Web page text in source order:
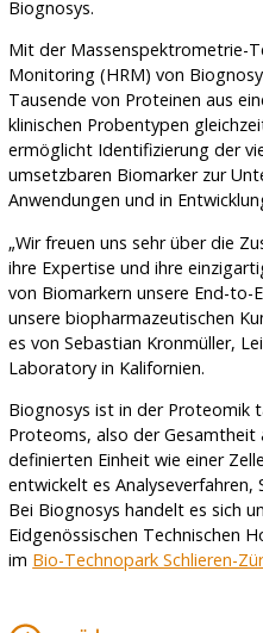
Biognosys.
Mit der Massenspektrometrie-
Monitoring (HRM) von
Tausende von Proteinen aus
klinischen Probentypen
ermöglicht Identifizierung der
umsetzbaren Biomarker zur
Anwendungen und in
„Wir freuen uns sehr über die
ihre Expertise und ihre
von Biomarkern unsere End-
unsere biopharmazeutischen
es von Sebastian Kronmüller,
Laboratory in Kalifornien.
Biognosys ist in der Proteomik
Proteoms, also der Gesamtheit
definierten Einheit wie einer
entwickelt es
Bei Biognosys handelt es sich
Eidgenössischen Technischen
im Bio-Technopark Schlieren-